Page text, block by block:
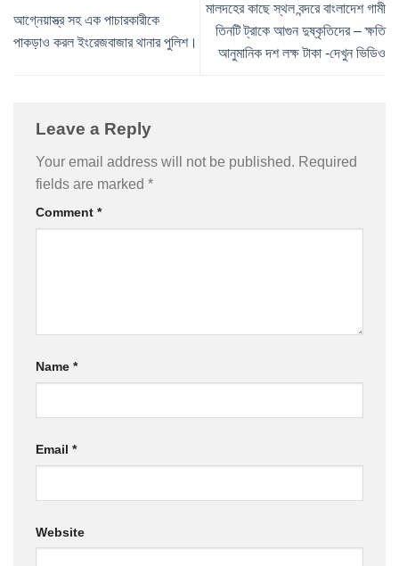
আগ্নেয়াস্ত্র সহ এক পাচারকারীকে
পাকড়াও করল ইংরেজবাজার থানার পুলিশ।
মালদহের কাছে স্থল বন্দরে বাংলাদেশ গামী
তিনটি ট্রাকে আগুন দুষ্কৃতিদের – ক্ষতি
আনুমানিক দশ লক্ষ টাকা -দেখুন ভিডিও
Leave a Reply
Your email address will not be published. Required
fields are marked *
Comment *
Name *
Email *
Website